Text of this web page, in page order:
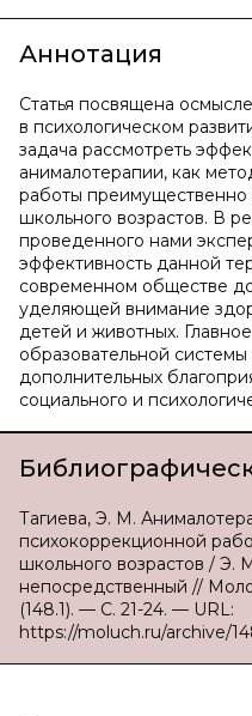
Аннотация
Статья посвящена
в психологическом
задача рассмотреть
анималотерапии, как
работы
школьного возрастов. В
проведенного нами
эффективность данной
современном обществе
уделяющей внимание
детей и животных.
образовательной системы
дополнительных
социального и
Тагиева, Э. М.
психокоррекционной
школьного возрастов / Э.
непосредственный //
(148.1). — С. 21-24. — URL:
https://moluch.ru/archive/